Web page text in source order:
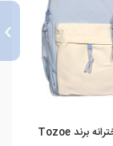
کیف مدرسه دخترانه برند Tozoe
›